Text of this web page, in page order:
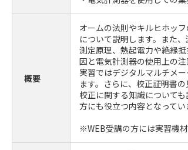
概要
オームの法則やキルヒホッ
について説明します。また
測定原理、熱起電力や絶縁
因と電気計測器の使用上の
実習ではデジタルマルチメ
ます。さらに、校正証明書
校正に関する知識について
方にも役立つ内容となってい
※WEB受講の方には実習機材